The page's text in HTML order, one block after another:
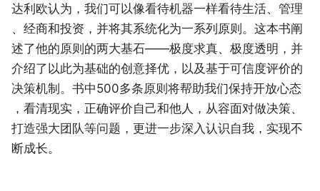
达利欧认为，我们可以像看待机器一样看待生活、管理
、经商和投资，并将其系统化为一系列原则。这本书阐
述了他的原则的两大基石——极度求真、极度透明，并
介绍了以此为基础的创意择优，以及基于可信度评价的
决策机制。书中500多条原则将帮助我们保持开放心态
，看清现实，正确评价自己和他人，从容面对做决策、
打造强大团队等问题，更进一步深入认识自我，实现不
断成长。